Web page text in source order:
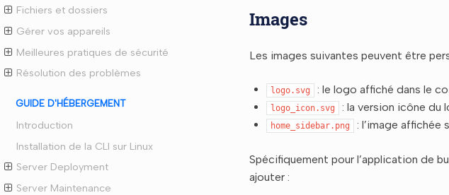
Fichiers et dossiers
Gérer vos appareils
Meilleures pratiques de sécurité
Résolution des problèmes
GUIDE D'HÉBERGEMENT
Introduction
Installation de la CLI sur Linux
Server Deployment
Server Maintenance
Images
Les images suivantes peuvent être
logo.svg : le logo affiché dans le
logo_icon.svg : la version icône du
home_sidebar.png : l’image affichée
Spécifiquement pour l’application de
ajouter :